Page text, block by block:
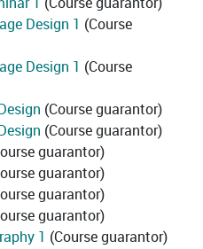
Design 1 (Course
Design 1 (Course
(Course guarantor)
(Course guarantor)
guarantor)
guarantor)
guarantor)
guarantor)
1 (Course guarantor)